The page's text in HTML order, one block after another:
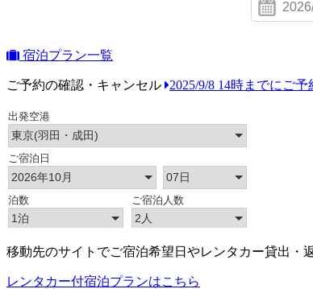
宿泊プラン一覧
ご予約の確認・キャンセル 2025/9/8 14時までにご
移動先のサイトでご宿泊希望日やレンタカー貸出・
レンタカー付宿泊プランはこちら